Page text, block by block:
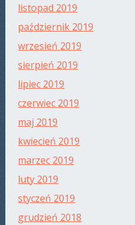
listopad 2019
październik 2019
wrzesień 2019
sierpień 2019
lipiec 2019
czerwiec 2019
maj 2019
kwiecień 2019
marzec 2019
luty 2019
styczeń 2019
grudzień 2018